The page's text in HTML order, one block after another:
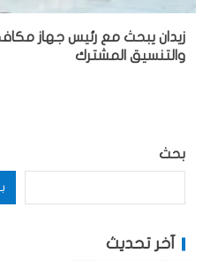
زيدان يبحث مع رئيس جهاز
والتنسيق المشترك
بحث
آخر تحديث